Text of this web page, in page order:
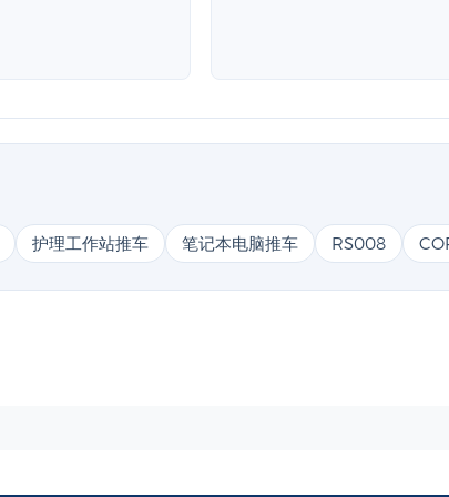
护理工作站推车 笔记本电脑推车 RS008